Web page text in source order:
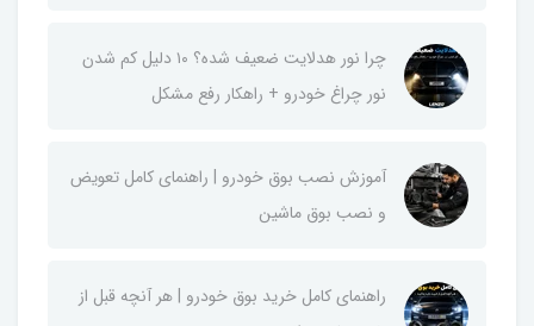
چرا نور هدلایت ضعیف شده؟ ۱۰ دلیل کم شدن
نور چراغ خودرو + راهکار رفع مشکل
آموزش نصب بوق خودرو | راهنمای کامل تعویض
و نصب بوق ماشین
راهنمای کامل خرید بوق خودرو | هر آنچه قبل از